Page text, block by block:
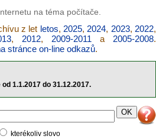
na téma počítače.
z let letos, 2025, 2024, 2023, 2022,
, 2012, 2009-2011 a 2005-2008.
stránce on-line odkazů.
1.1.2017 do 31.12.2017.
kterékoliv slovo